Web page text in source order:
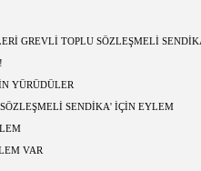
GREVLİ TOPLU SÖZLEŞMELİ
YÜRÜDÜLER
SENDİKA' İÇİN EYLEM
VAR